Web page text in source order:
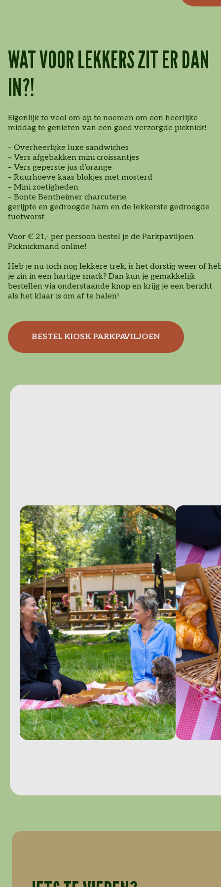
WAT VOOR LEKKERS ZIT ER DAN
IN?!
Eigenlijk te veel om op te noemen om een heerlijke
middag te genieten van een goed verzorgde picknick!
– Overheerlijke luxe sandwiches
– Vers afgebakken mini croissantjes
– Vers geperste jus d’orange
– Ruurhoeve kaas blokjes met mosterd
– Mini zoetigheden
– Bonte Bentheimer charcuterie;
gerijpte en gedroogde ham en de lekkerste gedroogde
fuetworst
Voor € 21,- per persoon bestel je de Parkpaviljoen
Picknickmand online!
Heb je nu toch nog lekkere trek, is het dorstig weer of
je zin in een hartige snack? Dan kun je gemakkelijk
bestellen via onderstaande knop en krijg je een bericht
als het klaar is om af te halen!
BESTEL KIOSK PARKPAVILJOEN